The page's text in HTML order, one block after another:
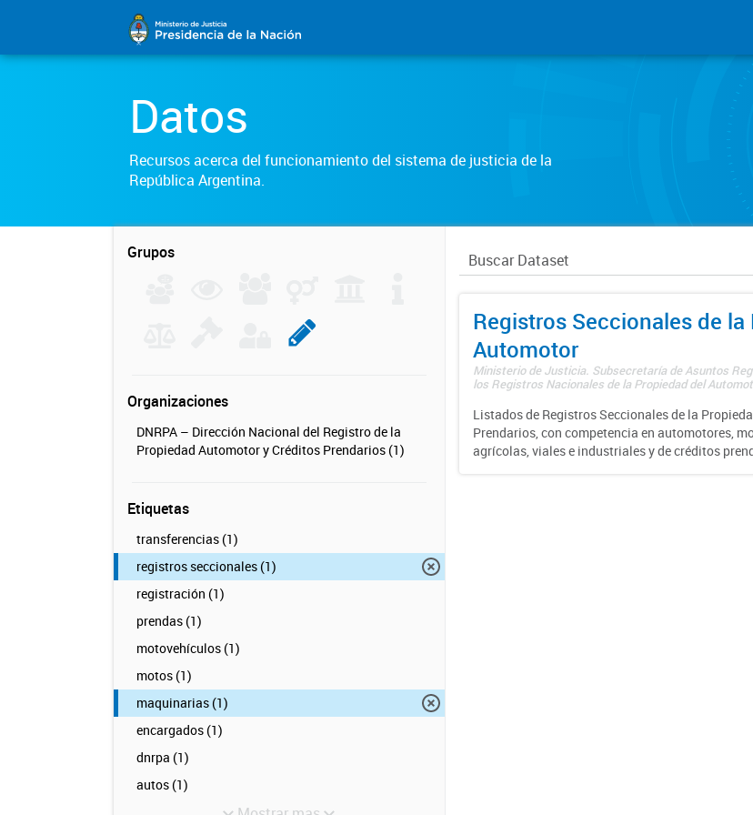
Datos
Recursos acerca del funcionamiento del sistema de justicia de la
República Argentina.
Grupos
Organizaciones
DNRPA – Dirección Nacional del Registro de la
Propiedad Automotor y Créditos Prendarios (1)
Etiquetas
transferencias (1)
registros seccionales (1)
registración (1)
prendas (1)
motovehículos (1)
motos (1)
maquinarias (1)
encargados (1)
dnrpa (1)
autos (1)
Registros Seccionales de la
Automotor
Ministerio de Justicia. Subsecretaría de Asuntos
los Registros Nacionales de la Propiedad del
Listados de Registros Seccionales de la
Prendarios, con competencia en automotores,
agrícolas, viales e industriales y de créditos